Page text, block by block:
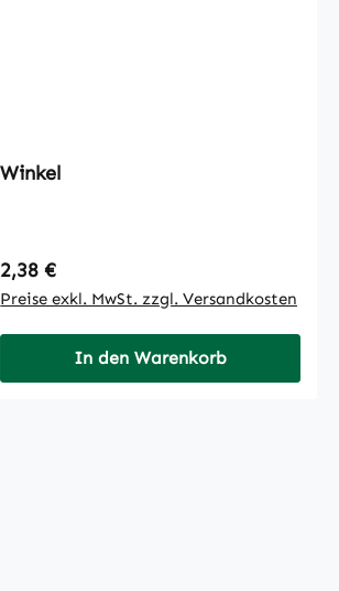
Winkel
Regulärer Preis:
2,38 €
Preise exkl. MwSt. zzgl. Versandkosten
In den Warenkorb